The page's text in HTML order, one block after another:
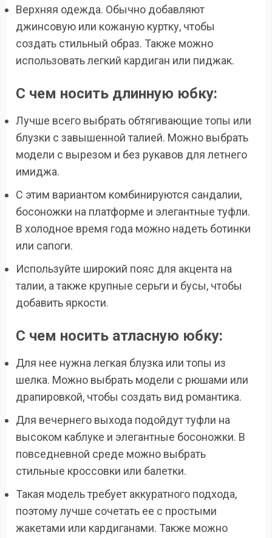
Верхняя одежда. Обычно добавляют
джинсовую или кожаную куртку, чтобы
создать стильный образ. Также можно
использовать легкий кардиган или пиджак.
С чем носить длинную юбку:
Лучше всего выбрать обтягивающие топы или
блузки с завышенной талией. Можно выбрать
модели с вырезом и без рукавов для летнего
имиджа.
С этим вариантом комбинируются сандалии,
босоножки на платформе и элегантные туфли.
В холодное время года можно надеть ботинки
или сапоги.
Используйте широкий пояс для акцента на
талии, а также крупные серьги и бусы, чтобы
добавить яркости.
С чем носить атласную юбку:
Для нее нужна легкая блузка или топы из
шелка. Можно выбрать модели с рюшами или
драпировкой, чтобы создать вид романтика.
Для вечернего выхода подойдут туфли на
высоком каблуке и элегантные босоножки. В
повседневной среде можно выбрать
стильные кроссовки или балетки.
Такая модель требует аккуратного подхода,
поэтому лучше сочетать ее с простыми
жакетами или кардиганами. Также можно